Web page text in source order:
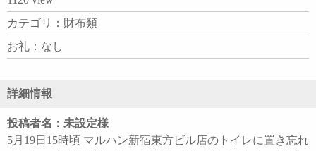
カテゴリ：財布類
お礼：なし
詳細情報
投稿者名：未設定様
5月19日15時頃 マルハン新宿東方ビル店のトイレに置き忘れ